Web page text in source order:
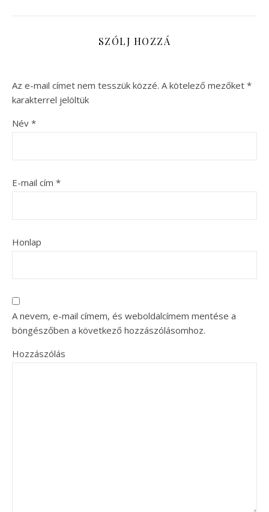
SZÓLJ HOZZÁ
Az e-mail címet nem tesszük közzé. A kötelező mezőket *
karakterrel jelöltük
Név *
E-mail cím *
Honlap
A nevem, e-mail címem, és weboldalcímem mentése a
böngészőben a következő hozzászólásomhoz.
Hozzászólás